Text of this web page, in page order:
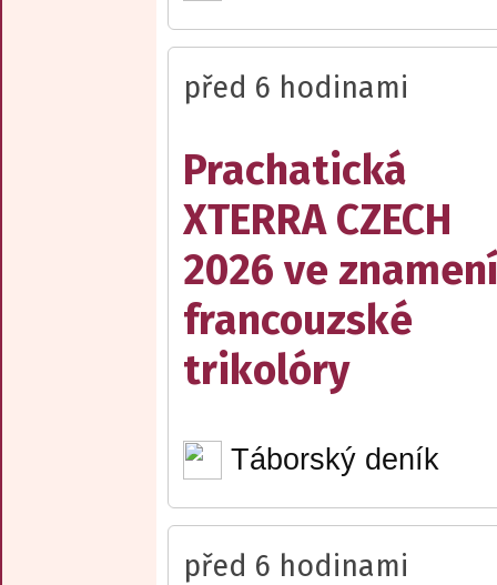
před 6 hodinami
Prachatická
XTERRA CZECH
2026 ve znamení
francouzské
trikolóry
Táborský deník
před 6 hodinami